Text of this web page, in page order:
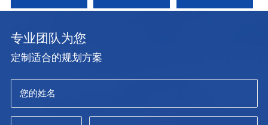
专业团队为您
定制适合的规划方案